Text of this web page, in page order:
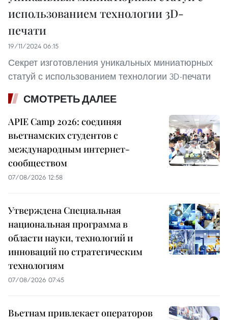
использованием технологии 3D-
печати
19/11/2024 06:15
Секрет изготовления уникальных миниатюрных
статуй с использованием технологии 3D-печати
СМОТРЕТЬ ДАЛЕЕ
APIE Camp 2026: соединяя
вьетнамских студентов с
международным интернет-
сообществом
07/08/2026 12:58
Утверждена Специальная
национальная программа в
области науки, технологий и
инноваций по стратегическим
технологиям
07/08/2026 07:45
Вьетнам привлекает операторов